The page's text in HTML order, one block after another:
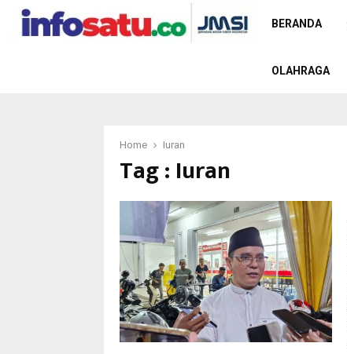
BERANDA
OLAHRAGA
Home Iuran
Tag : Iuran